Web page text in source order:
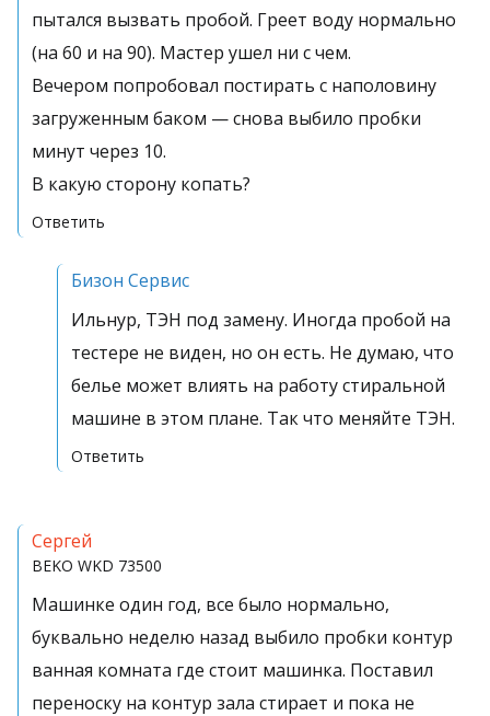
пытался вызвать пробой. Греет воду нормально
(на 60 и на 90). Мастер ушел ни с чем.
Вечером попробовал постирать с наполовину
загруженным баком — снова выбило пробки
минут через 10.
В какую сторону копать?
Ответить
Бизон Сервис
Ильнур, ТЭН под замену. Иногда пробой на
тестере не виден, но он есть. Не думаю, что
белье может влиять на работу стиральной
машине в этом плане. Так что меняйте ТЭН.
Ответить
Сергей
BEKO WKD 73500
Машинке один год, все было нормально,
буквально неделю назад выбило пробки контур
ванная комната где стоит машинка. Поставил
переноску на контур зала стирает и пока не